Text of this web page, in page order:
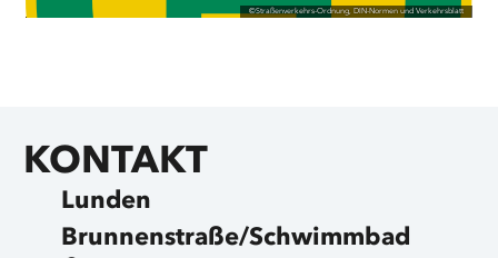
©Straßenverkehrs-Ordnung, DIN-Normen und Verkehrsblatt
KONTAKT
Lunden
Brunnenstraße/Schwimmbad